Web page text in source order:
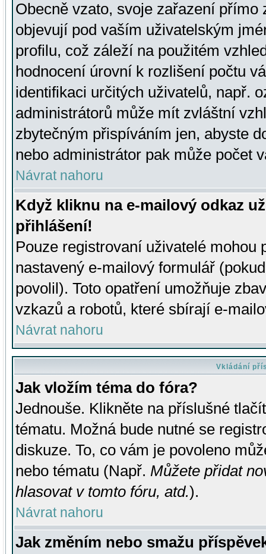
Obecně vzato, svoje zařazení přímo
objevují pod vaším uživatelským
profilu, což záleží na použitém
hodnocení úrovní k rozlišení počtu
identifikaci určitých uživatelů, např.
administrátorů může mít zvláštní
zbytečným přispíváním jen, abyste
nebo administrátor pak může počet
Návrat nahoru
Když kliknu na e-mailový odkaz
přihlášení!
Pouze registrovaní uživatelé mohou
nastavený e-mailový formulář
povolil). Toto opatření umožňuje
vzkazů a robotů, které sbírají e-
Návrat nahoru
Vkládání
Jak vložím téma do fóra?
Jednouše. Klikněte na příslušné
tématu. Možná bude nutné se
diskuze. To, co vám je povoleno
nebo tématu (Např. Můžete přidat
hlasovat v tomto fóru, atd.).
Návrat nahoru
Jak změním nebo smažu